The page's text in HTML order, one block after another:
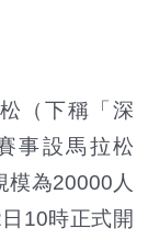
（下稱「深
事設馬拉松
模為20000人
10時正式開